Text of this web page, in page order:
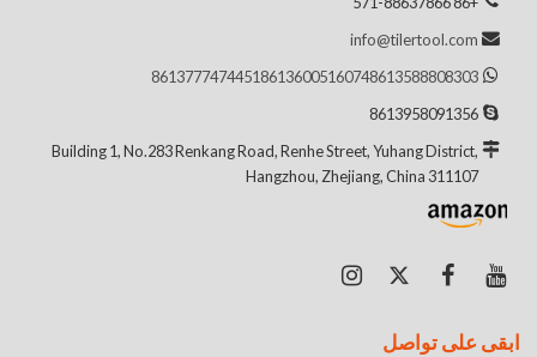
info@tilertool.com
8613588808303
8613600516074
8613777474451
8613958091356
Building 1, No.283 Renkang Road, Renhe Street, Yuhang District,
Hangzhou, Zhejiang, China 311107
ابقى على تواصل